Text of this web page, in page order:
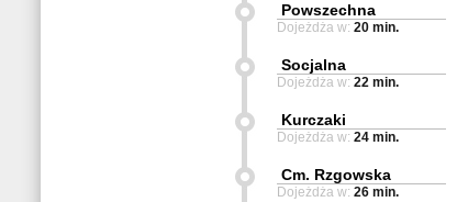
Powszechna
Dojeżdża w: 20 min.
Socjalna
Dojeżdża w: 22 min.
Kurczaki
Dojeżdża w: 24 min.
Cm. Rzgowska
Dojeżdża w: 26 min.